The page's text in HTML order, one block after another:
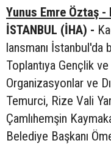
Yunus Emre Öztaş -
İSTANBUL (İHA) -
lansmanı
Toplantıya Gençlik ve
Organizasyonlar ve
Temurci, Rize Vali
Çamlıhemşin
Belediye Başkanı